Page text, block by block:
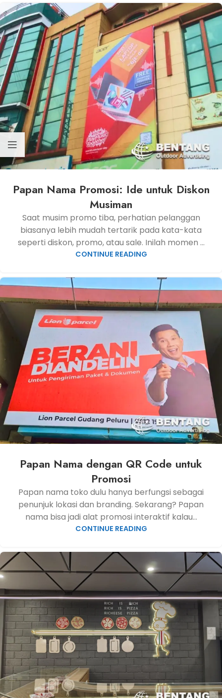
Papan Nama Promosi: Ide untuk Diskon
Musiman
Saat musim promo tiba, perhatian pelanggan
biasanya lebih mudah tertarik pada kata-kata
seperti diskon, promo, atau sale. Inilah momen ...
CONTINUE READING
Papan Nama dengan QR Code untuk
Promosi
Papan nama toko dulu hanya berfungsi sebagai
penunjuk lokasi dan branding. Sekarang? Papan
nama bisa jadi alat promosi interaktif kalau...
CONTINUE READING